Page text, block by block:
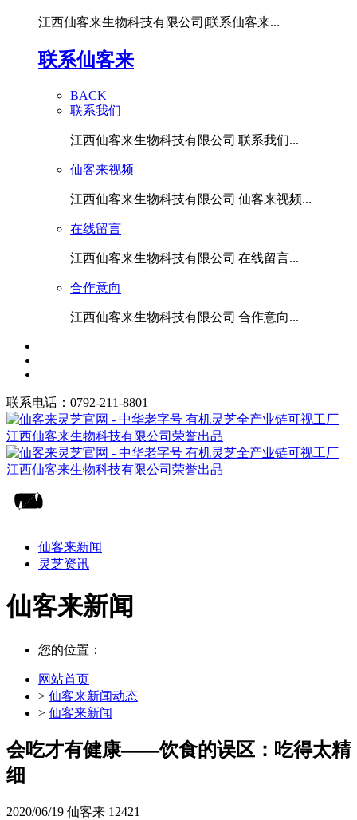
江西仙客来生物科技有限公司|联系仙客来...
联系仙客来
BACK
联系我们
江西仙客来生物科技有限公司|联系我们...
仙客来视频
江西仙客来生物科技有限公司|仙客来视频...
在线留言
江西仙客来生物科技有限公司|在线留言...
合作意向
江西仙客来生物科技有限公司|合作意向...
联系电话：0792-211-8801
仙客来新闻
灵芝资讯
仙客来新闻
您的位置：
网站首页
> 仙客来新闻动态
> 仙客来新闻
会吃才有健康——饮食的误区：吃得太精
细
2020/06/19 仙客来 12421